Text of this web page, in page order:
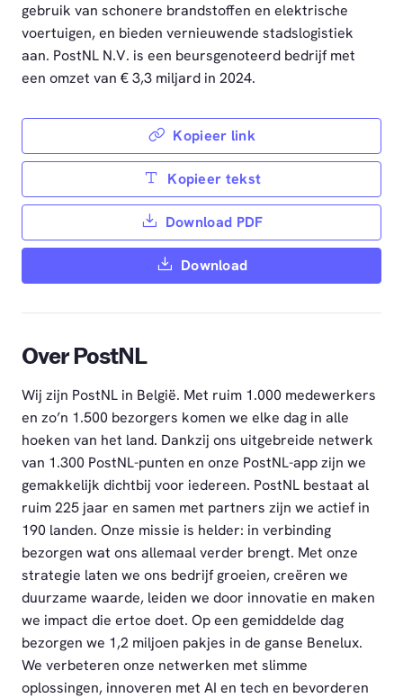
gebruik van schonere brandstoffen en elektrische
voertuigen, en bieden vernieuwende stadslogistiek
aan. PostNL N.V. is een beursgenoteerd bedrijf met
een omzet van € 3,3 miljard in 2024.
Kopieer link
Kopieer tekst
Download PDF
Download
Over PostNL
Wij zijn PostNL in België. Met ruim 1.000 medewerkers
en zo’n 1.500 bezorgers komen we elke dag in alle
hoeken van het land. Dankzij ons uitgebreide netwerk
van 1.300 PostNL-punten en onze PostNL-app zijn we
gemakkelijk dichtbij voor iedereen. PostNL bestaat al
ruim 225 jaar en samen met partners zijn we actief in
190 landen. Onze missie is helder: in verbinding
bezorgen wat ons allemaal verder brengt. Met onze
strategie laten we ons bedrijf groeien, creëren we
duurzame waarde, leiden we door innovatie en maken
we impact die ertoe doet. Op een gemiddelde dag
bezorgen we 1,2 miljoen pakjes in de ganse Benelux.
We verbeteren onze netwerken met slimme
oplossingen, innoveren met AI en tech en bevorderen